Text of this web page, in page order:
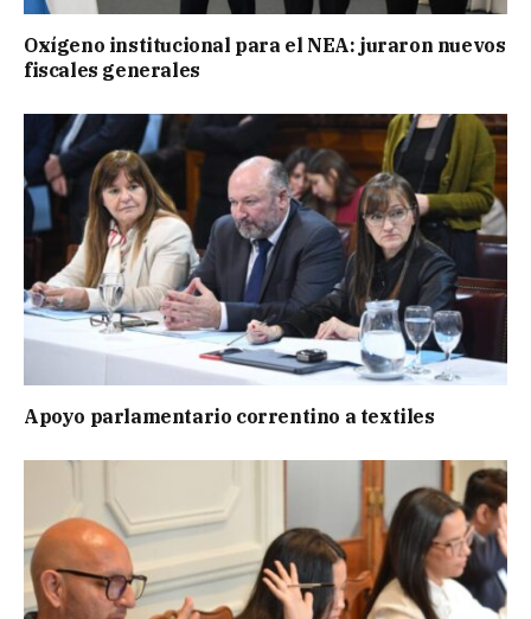
Oxígeno institucional para el NEA: juraron nuevos
fiscales generales
Apoyo parlamentario correntino a textiles